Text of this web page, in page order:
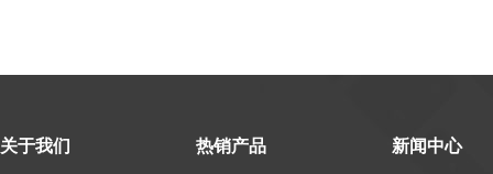
关于我们 热销产品 新闻中心